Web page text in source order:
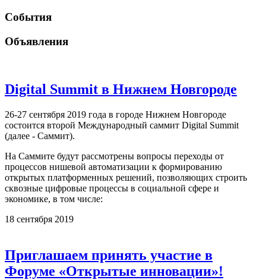
События
Объявления
Digital Summit в Нижнем Новгороде
26-27 сентября 2019 года в городе Нижнем Новгороде
состоится второй Международный саммит Digital Summit
(далее - Саммит).
На Саммите будут рассмотрены вопросы переходы от
процессов нишевой автоматизации к формированию
открытых платформенных решений, позволяющих строить
сквозные цифровые процессы в социальной сфере и
экономике, в том числе:
18 сентября 2019
Приглашаем принять участие в
Форуме «Открытые инновации»!